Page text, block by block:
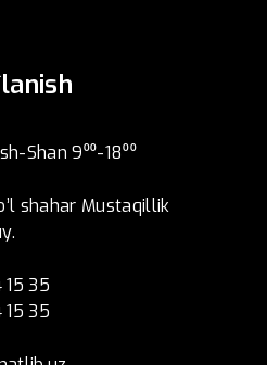
Shan 9⁰⁰-18⁰⁰
shahar Mustaqillik
35
35